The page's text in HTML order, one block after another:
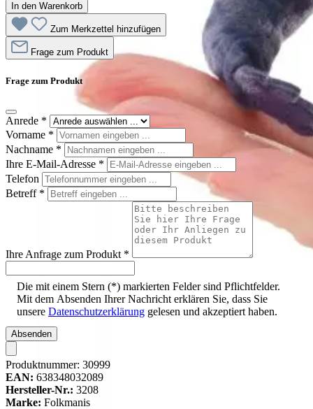
In den Warenkorb
Zum Merkzettel hinzufügen
Frage zum Produkt
Frage zum Produkt
Anrede *
Vorname *
Nachname *
Ihre E-Mail-Adresse *
Telefon
Betreff *
Ihre Anfrage zum Produkt *
Die mit einem Stern (*) markierten Felder sind Pflichtfelder.
Mit dem Absenden Ihrer Nachricht erklären Sie, dass Sie
unsere Datenschutzerklärung gelesen und akzeptiert haben.
Absenden
Produktnummer: 30999
EAN: 638348032089
Hersteller-Nr.: 3208
Marke: Folkmanis